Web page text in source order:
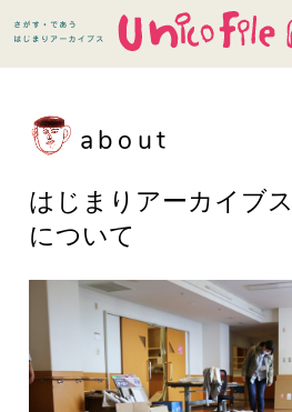
about
はじまりアーカイブス
について